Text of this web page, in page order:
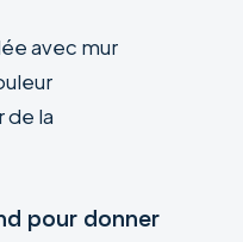
avec mur
de la
pour donner